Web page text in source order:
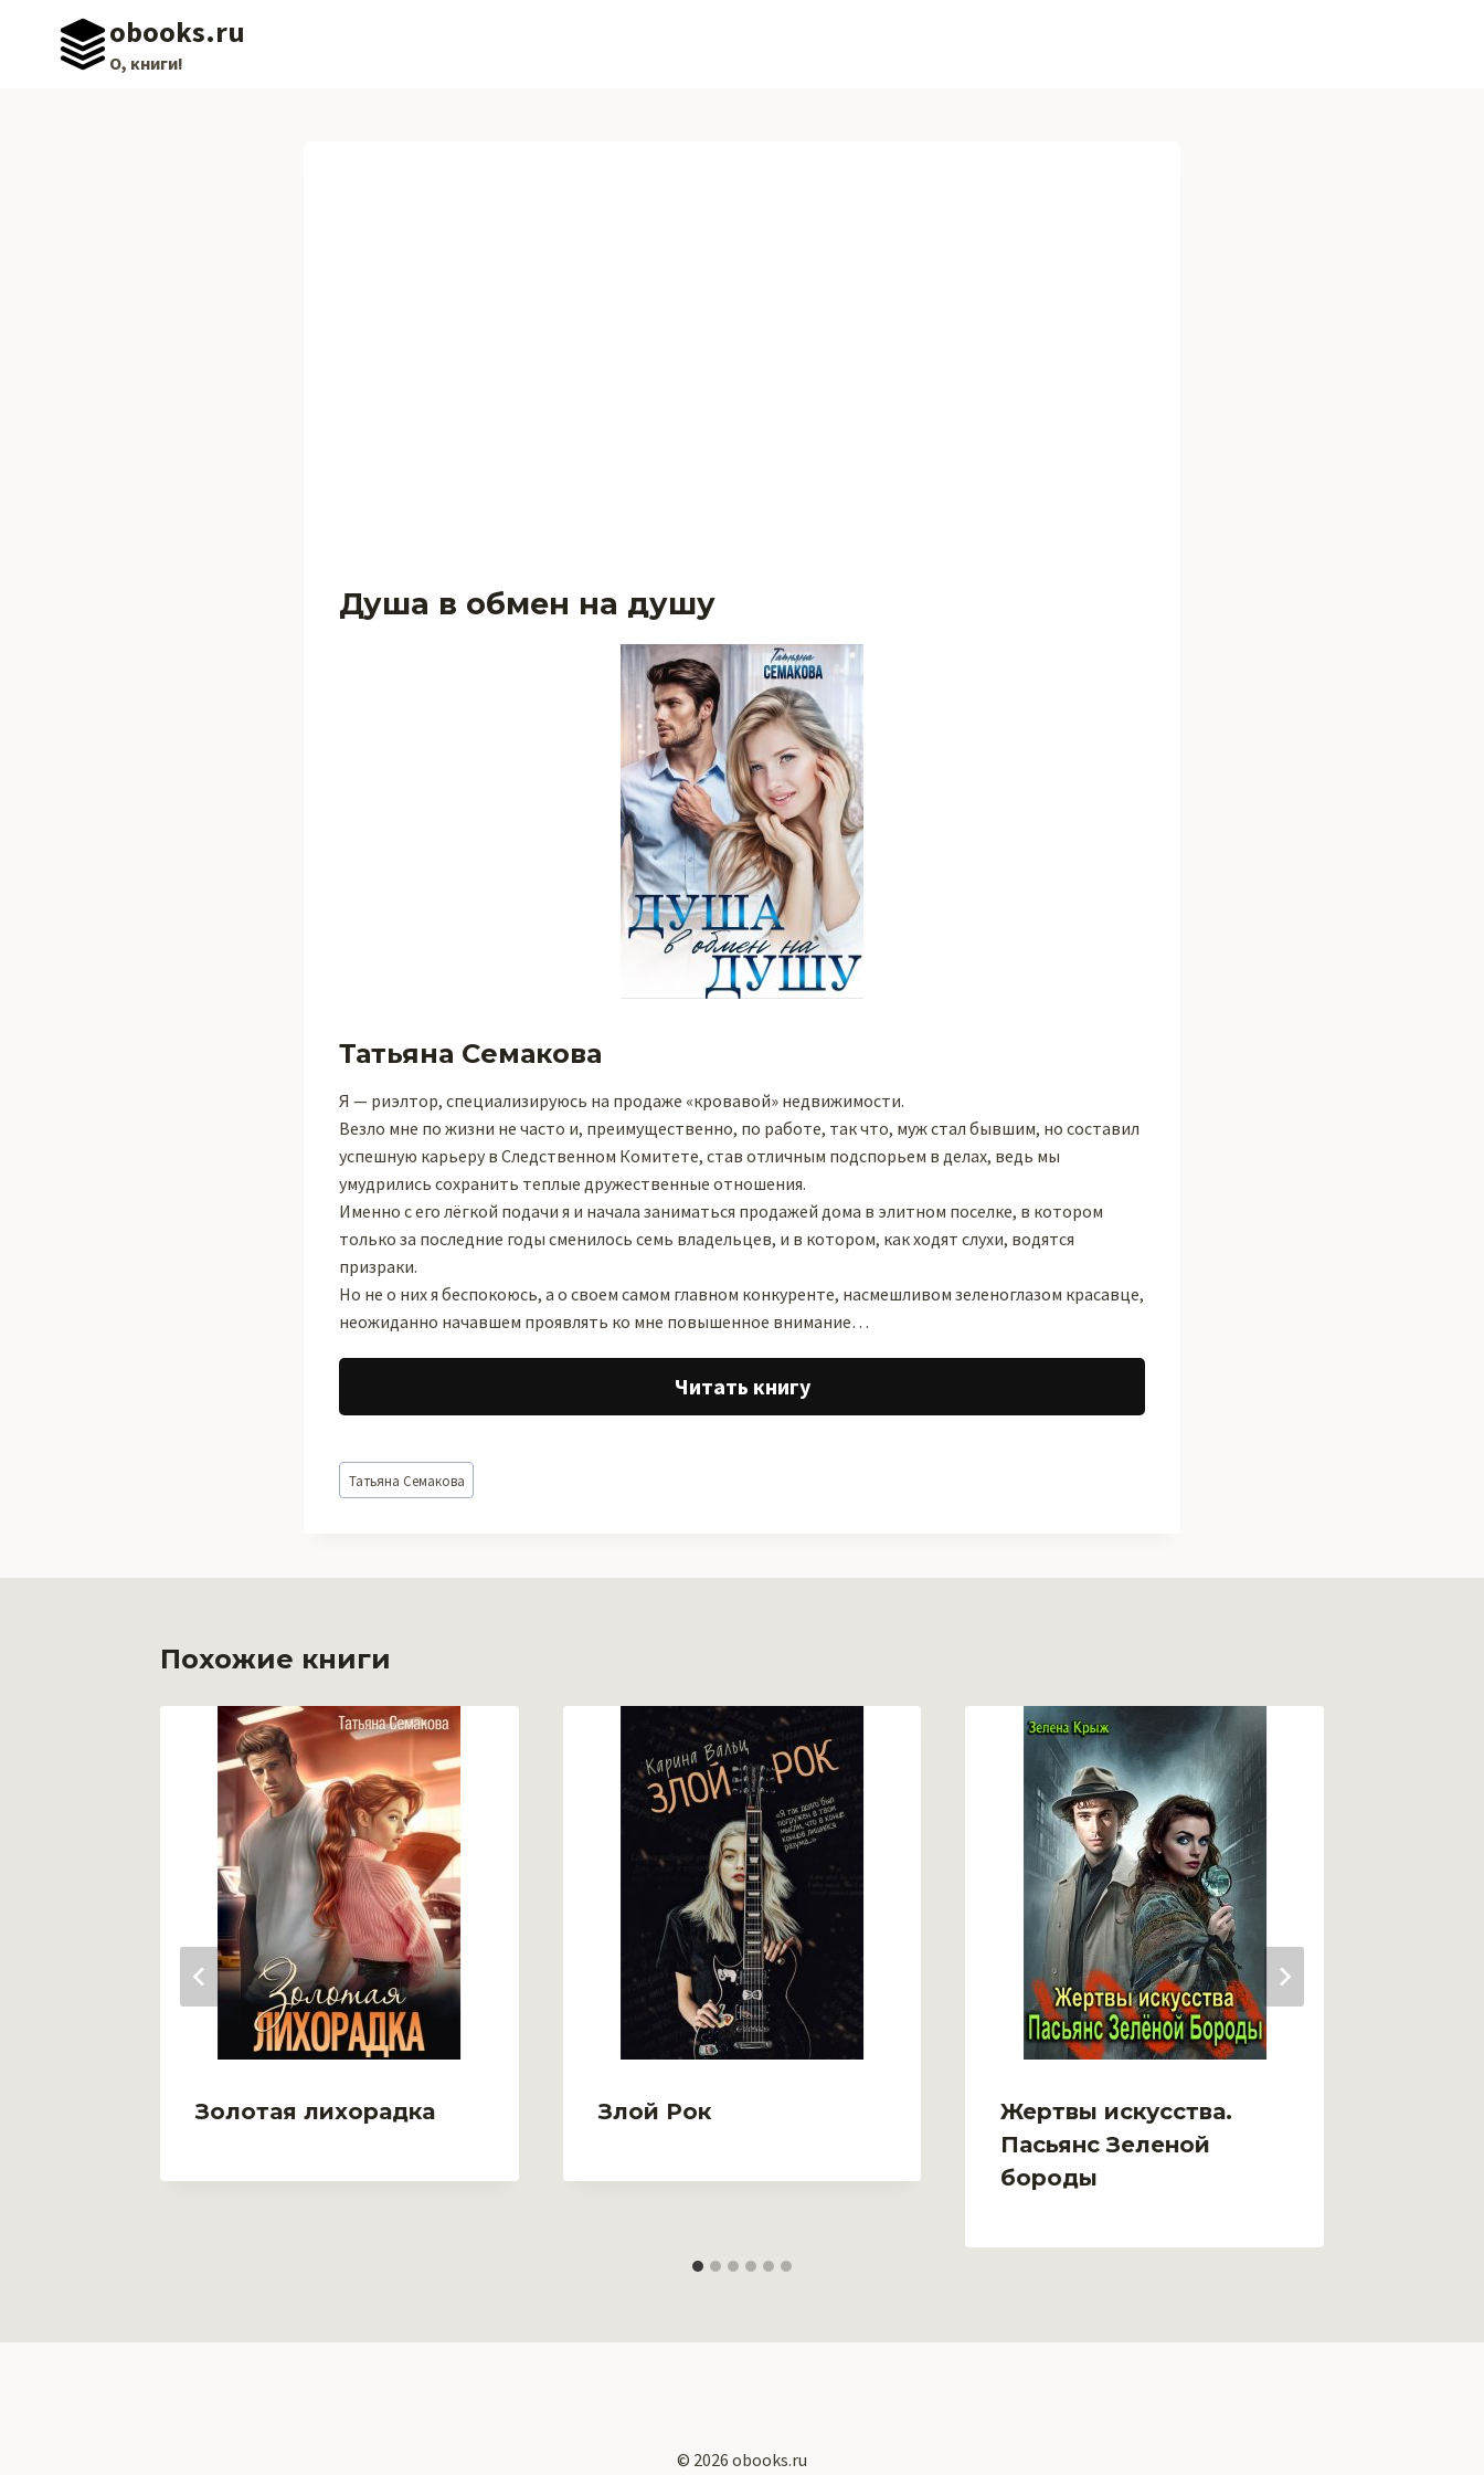
содержимому
obooks.ru
О, книги!
Душа в обмен на душу
Татьяна Семакова
Я — риэлтор, специализируюсь на продаже «кровавой» недвижимости.
Везло мне по жизни не часто и, преимущественно, по работе, так что, муж стал бывшим, но составил
успешную карьеру в Следственном Комитете, став отличным подспорьем в делах, ведь мы
умудрились сохранить теплые дружественные отношения.
Именно с его лёгкой подачи я и начала заниматься продажей дома в элитном поселке, в котором
только за последние годы сменилось семь владельцев, и в котором, как ходят слухи, водятся
призраки.
Но не о них я беспокоюсь, а о своем самом главном конкуренте, насмешливом зеленоглазом красавце,
неожиданно начавшем проявлять ко мне повышенное внимание…
Читать книгу
Метки
записи:
Татьяна Семакова
Похожие книги
Золотая лихорадка Злой Рок
Жертвы искусства.
Пасьянс Зеленой
бороды
© 2026 obooks.ru